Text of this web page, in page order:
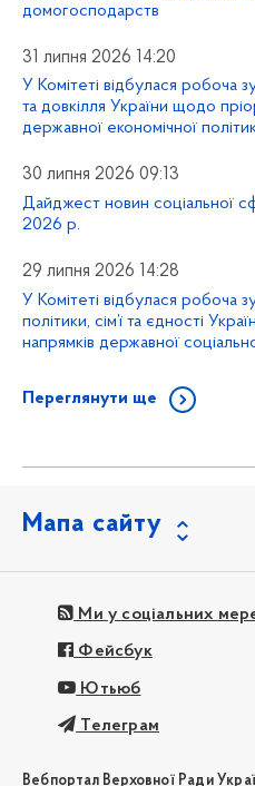
домогосподарств
31 липня 2026 14:20
У Комітеті відбулася робоча
та довкілля України щодо
державної економічної
30 липня 2026 09:13
Дайджест новин соціальної
2026 р.
29 липня 2026 14:28
У Комітеті відбулася робоча
політики, сім’ї та єдності
напрямків державної
Переглянути ще
Мапа сайту
Ми у соціальних
Фейсбук
Ютьюб
Телеграм
Вебпортал Верховної Ради